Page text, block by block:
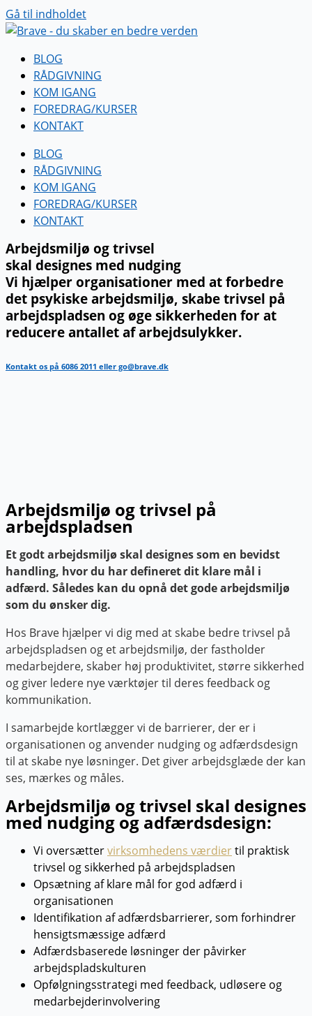
Gå til indholdet
BLOG
RÅDGIVNING
KOM IGANG
FOREDRAG/KURSER
KONTAKT
BLOG
RÅDGIVNING
KOM IGANG
FOREDRAG/KURSER
KONTAKT
Arbejdsmiljø og trivsel
skal designes med nudging
Vi hjælper organisationer med at forbedre
det psykiske arbejdsmiljø, skabe trivsel på
arbejdspladsen og øge sikkerheden for at
reducere antallet af arbejdsulykker.
Kontakt os på 6086 2011 eller go@brave.dk
Arbejdsmiljø og trivsel på
arbejdspladsen
Et godt arbejdsmiljø skal designes som en bevidst
handling, hvor du har defineret dit klare mål i
adfærd. Således kan du opnå det gode arbejdsmiljø
som du ønsker dig.
Hos Brave hjælper vi dig med at skabe bedre trivsel på
arbejdspladsen og et arbejdsmiljø, der fastholder
medarbejdere, skaber høj produktivitet, større sikkerhed
og giver ledere nye værktøjer til deres feedback og
kommunikation.
I samarbejde kortlægger vi de barrierer, der er i
organisationen og anvender nudging og adfærdsdesign
til at skabe nye løsninger. Det giver arbejdsglæde der kan
ses, mærkes og måles.
Arbejdsmiljø og trivsel skal designes
med nudging og adfærdsdesign:
Vi oversættervirksomhedens værdiertil praktisk
trivsel og sikkerhed på arbejdspladsen
Opsætning af klare mål for god adfærd i
organisationen
Identifikation af adfærdsbarrierer, som forhindrer
hensigtsmæssige adfærd
Adfærdsbaserede løsninger der påvirker
arbejdspladskulturen
Opfølgningsstrategi med feedback, udløsere og
medarbejderinvolvering